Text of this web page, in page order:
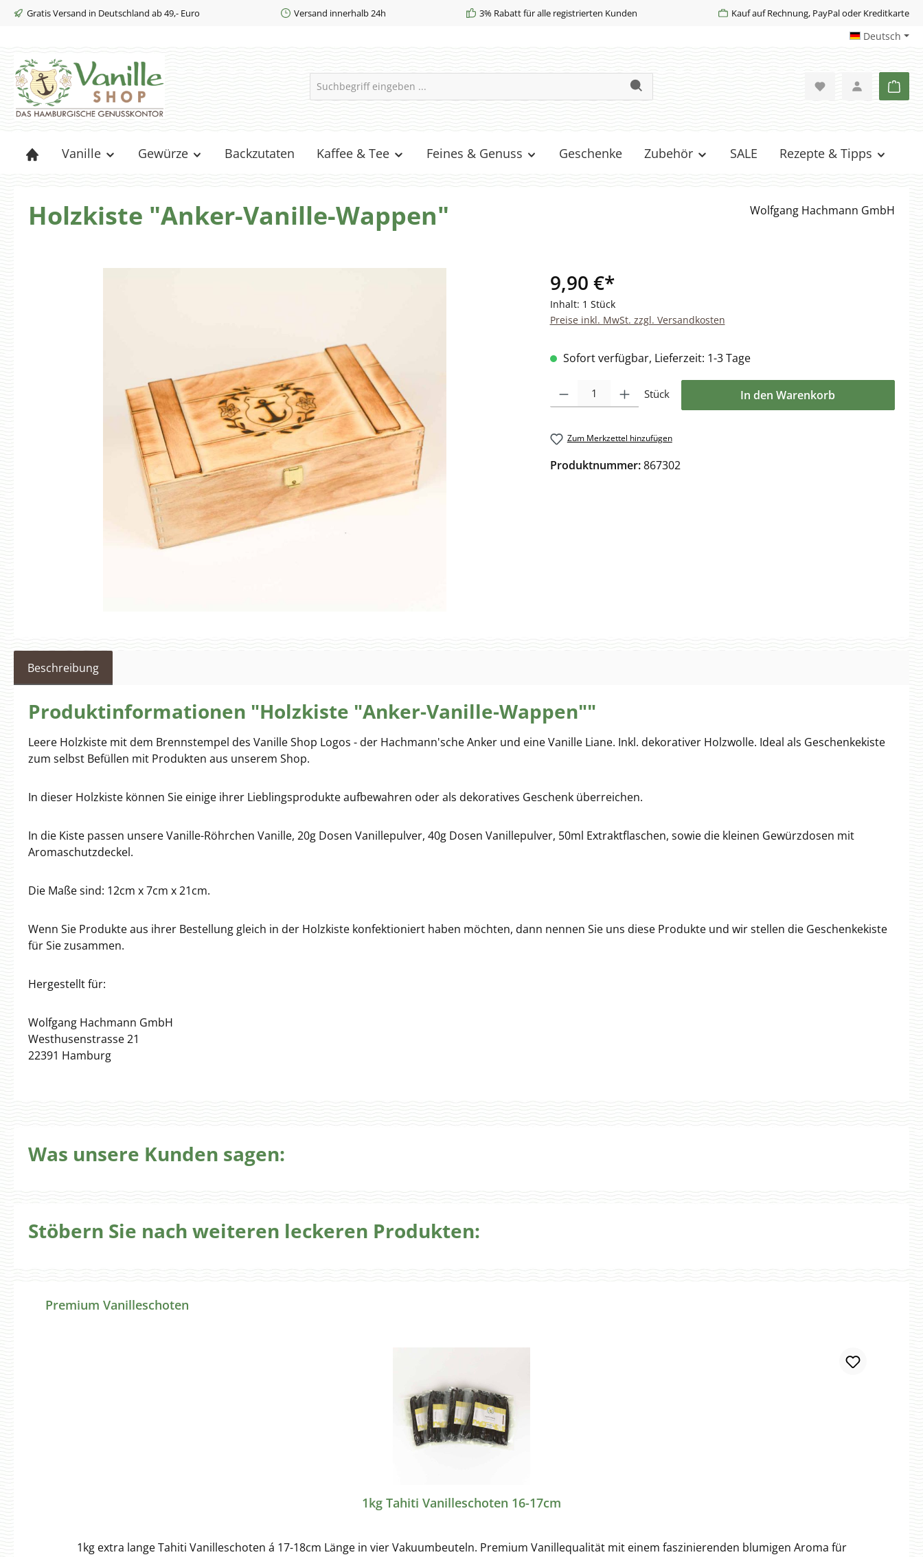
Hauptinhalt springen
Zur Suche springen
Zur Hauptnavigation springen
Gratis Versand in Deutschland ab 49,- Euro Versand innerhalb 24h 3% Rabatt für alle registrierten Kunden Kauf auf Rechnung, PayPal oder Kreditkarte
Deutsch
Vanille Gewürze Backzutaten Kaffee & Tee Feines & Genuss Geschenke Zubehör SALE Rezepte & Tipps
Holzkiste "Anker-Vanille-Wappen" Wolfgang Hachmann GmbH
9,90 €*
Inhalt: 1 Stück
Preise inkl. MwSt. zzgl. Versandkosten
Sofort verfügbar, Lieferzeit: 1-3 Tage
Produkt Anzahl: Gib den gewünschten Wert ein oder benutze die
Stück In den Warenkorb
Zum Merkzettel hinzufügen
Produktnummer:867302
Beschreibung
Produktinformationen "Holzkiste "Anker-Vanille-Wappen""
Leere Holzkiste mit dem Brennstempel des Vanille Shop Logos - der Hachmann'sche Anker und eine Vanille Liane. Inkl. dekorativer Holzwolle. Ideal als Geschenkekiste
zum selbst Befüllen mit Produkten aus unserem Shop.
In dieser Holzkiste können Sie einige ihrer Lieblingsprodukte aufbewahren oder als dekoratives Geschenk überreichen.
In die Kiste passen unsere Vanille-Röhrchen Vanille, 20g Dosen Vanillepulver, 40g Dosen Vanillepulver, 50ml Extraktflaschen, sowie die kleinen Gewürzdosen mit
Aromaschutzdeckel.
Die Maße sind: 12cm x 7cm x 21cm.
Wenn Sie Produkte aus ihrer Bestellung gleich in der Holzkiste konfektioniert haben möchten, dann nennen Sie uns diese Produkte und wir stellen die Geschenkekiste
für Sie zusammen.
Hergestellt für:
Wolfgang Hachmann GmbH
Westhusenstrasse 21
22391 Hamburg
Was unsere Kunden sagen:
Stöbern Sie nach weiteren leckeren Produkten:
Produktgalerie überspringen
Premium Vanilleschoten
1kg Tahiti Vanilleschoten 16-17cm
1kg extra lange Tahiti Vanilleschoten á 17-18cm Länge in vier Vakuumbeuteln. Premium Vanillequalität mit einem faszinierenden blumigen Aroma für